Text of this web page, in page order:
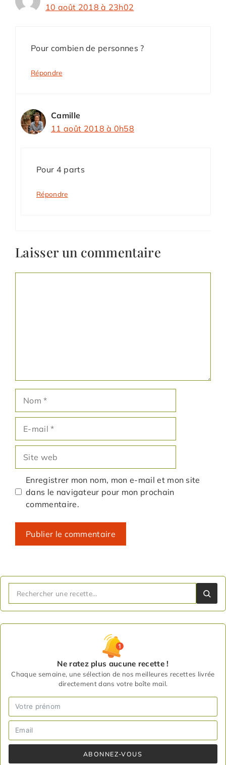
10 août 2018 à 23h02
Pour combien de personnes ?
Répondre
Camille
11 août 2018 à 0h58
Pour 4 parts
Répondre
Laisser un commentaire
mail
web
Enregistrer mon nom, mon e-mail et mon site
dans le navigateur pour mon prochain
commentaire.
Ne ratez plus aucune recette !
Chaque semaine, une sélection de nos meilleures recettes livrée
directement dans votre boîte mail.
ABONNEZ-VOUS